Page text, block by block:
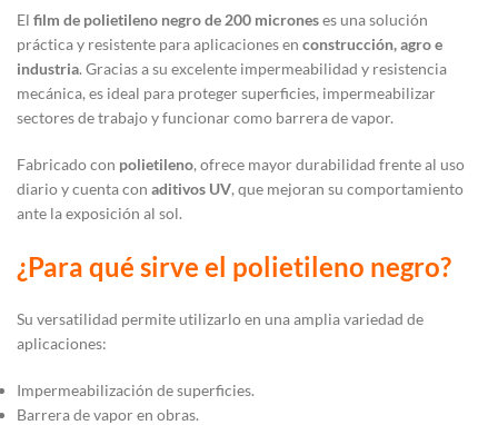
El film de polietileno negro de 200 microneses una solución
práctica y resistente para aplicaciones en construcción, agro e
industria. Gracias a su excelente impermeabilidad y resistencia
mecánica, es ideal para proteger superficies, impermeabilizar
sectores de trabajo y funcionar como barrera de vapor.
Fabricado con polietileno, ofrece mayor durabilidad frente al uso
diario y cuenta con aditivos UV, que mejoran su comportamiento
ante la exposición al sol.
¿Para qué sirve el polietileno negro?
Su versatilidad permite utilizarlo en una amplia variedad de
aplicaciones:
Impermeabilización de superficies.
Barrera de vapor en obras.